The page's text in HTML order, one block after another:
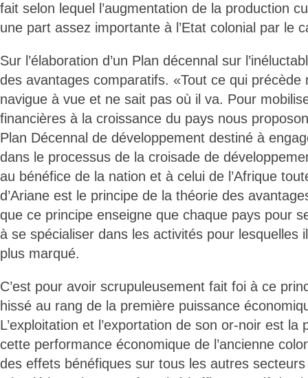
fait selon lequel l’augmentation de la production
une part assez importante à l’Etat colonial par le
Sur l’élaboration d’un Plan décennal sur
des avantages comparatifs. «Tout ce qui précède
navigue à vue et ne sait pas où il va. Pour
financières à la croissance du pays nous
Plan Décennal de développement destiné à
dans le processus de la croisade de
au bénéfice de la nation et à celui de l’Afrique
d’Ariane est le principe de la théorie des
que ce principe enseigne que chaque pays pour
à se spécialiser dans les activités pour lesquelles
plus marqué.
C’est pour avoir scrupuleusement fait foi à ce
hissé au rang de la première puissance
L’exploitation et l’exportation de son or-noir est la
cette performance économique de l’ancienne
des effets bénéfiques sur tous les autres